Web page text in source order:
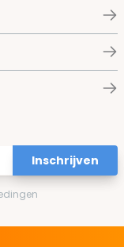
Inschrijven